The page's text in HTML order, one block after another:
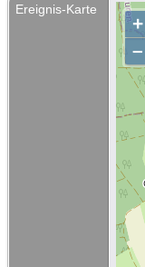
Ereignis-Karte
+
–